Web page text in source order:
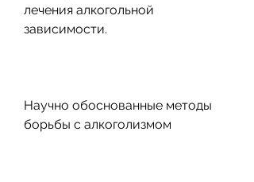
лечения алкогольной
зависимости.
Научно обоснованные методы
борьбы с алкоголизмом